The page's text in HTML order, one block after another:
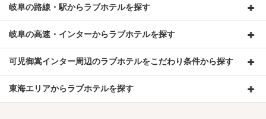
岐阜の路線・駅からラブホテルを探す
岐阜の高速・インターからラブホテルを探す
可児御嵩インター周辺のラブホテルをこだわり条件から探す
東海エリアからラブホテルを探す